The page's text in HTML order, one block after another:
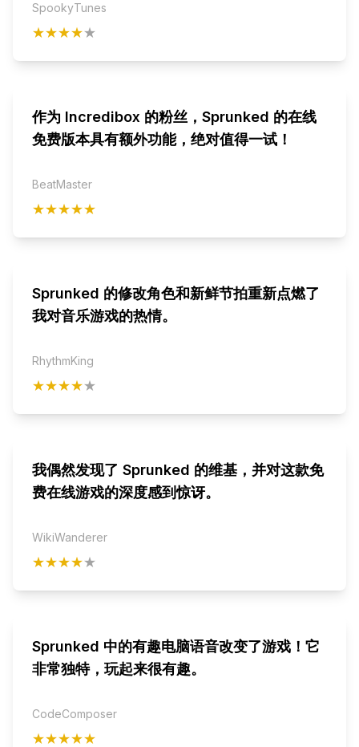
SpookyTunes
★★★★★
作为 Incredibox 的粉丝，Sprunked 的在线
免费版本具有额外功能，绝对值得一试！
BeatMaster
★★★★★
Sprunked 的修改角色和新鲜节拍重新点燃了
我对音乐游戏的热情。
RhythmKing
★★★★★
我偶然发现了 Sprunked 的维基，并对这款免
费在线游戏的深度感到惊讶。
WikiWanderer
★★★★★
Sprunked 中的有趣电脑语音改变了游戏！它
非常独特，玩起来很有趣。
CodeComposer
★★★★★